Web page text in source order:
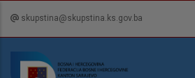
content
skupstina@skupstina.ks.gov.ba